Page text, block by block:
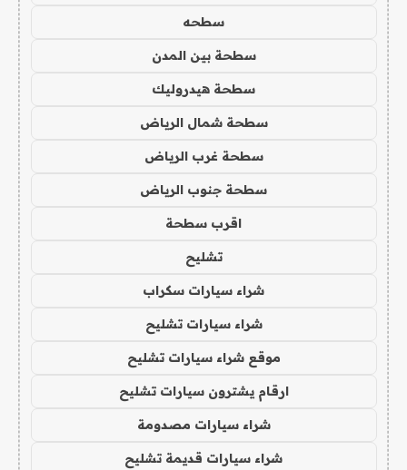
سطحه
سطحة بين المدن
سطحة هيدروليك
سطحة شمال الرياض
سطحة غرب الرياض
سطحة جنوب الرياض
اقرب سطحة
تشليح
شراء سيارات سكراب
شراء سيارات تشليح
موقع شراء سيارات تشليح
ارقام يشترون سيارات تشليح
شراء سيارات مصدومة
شراء سيارات قديمة تشليح